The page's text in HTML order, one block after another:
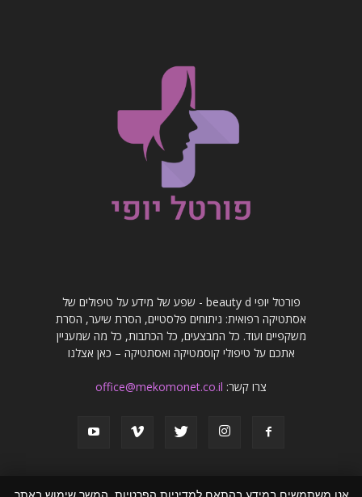
פורטל יופי beauty d - שפע של מידע על טיפולים של
אסתטיקה רפואית: ניתוחים פלסטיים, הסרת שיער, הסרת
משקפיים ועוד. כל המבצעים, כל הכתבות, כל מה שמעניין
אתכם על טיפולי קוסמטיקה ואסתטיקה – כאן אצלנו
צרו קשר: office@mekomonet.co.il